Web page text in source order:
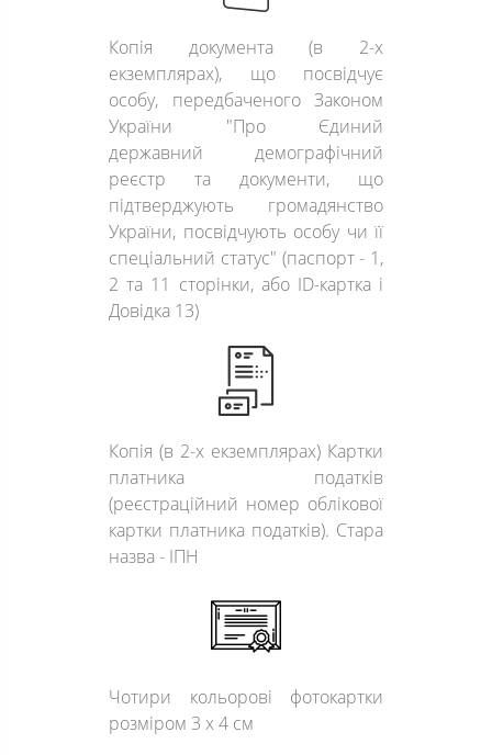
Копія документа (в 2-х
екземплярах), що посвідчує
особу, передбаченого Законом
України "Про Єдиний
державний демографічний
реєстр та документи, що
підтверджують громадянство
України, посвідчують особу чи її
спеціальний статус" (паспорт - 1,
2 та 11 сторінки, або ID-картка і
Довідка 13)
Копія (в 2-х екземплярах) Картки
платника податків
(реєстраційний номер облікової
картки платника податків). Стара
назва - ІПН
Чотири кольорові фотокартки
розміром 3 х 4 см